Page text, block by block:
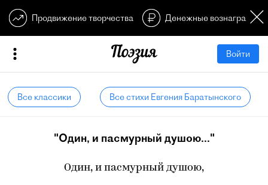
Продвижение творчества Денежные
Войти
Все классики Все стихи Евгения Баратынского
"Один, и пасмурный душою..."
Один, и пасмурный душою,